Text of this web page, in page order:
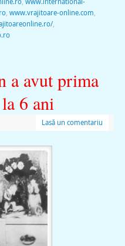
, www.vrajitoare-online.com
,
a avut prima
6 ani
Lasă un comentariu